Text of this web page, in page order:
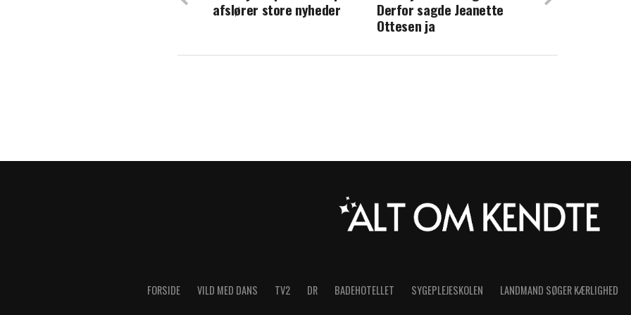
serie?
Derfor sagde Jeanette
Ottesen ja
afslører store nyheder
FORSIDE VILD MED DANS TV2 DR BADEHOTELLET SYGEPLEJESKOLEN LANDMAND SØGER KÆRLIGHED